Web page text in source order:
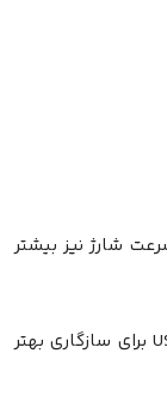
شارژ نیز بیشتر
وجود درگاه‌های USB-A و USB-C برای سازگاری بهتر